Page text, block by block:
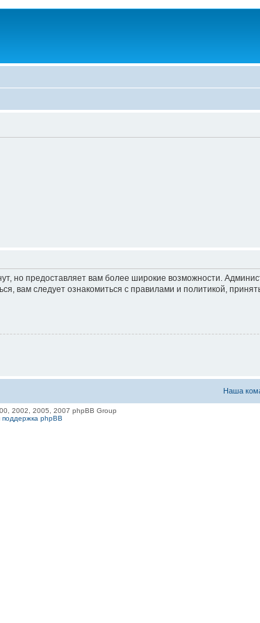
но предоставляет вам более широкие возможности.
вам следует ознакомиться с правилами и политикой,
Наша
2002, 2005, 2007 phpBB Group
поддержка phpBB